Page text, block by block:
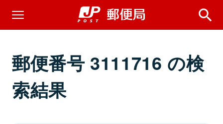
郵便番号 3111716 の検
索結果